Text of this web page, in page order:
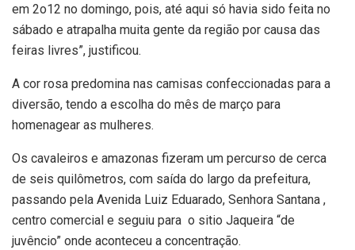
em 2o12 no domingo, pois, até aqui só havia sido feita no
sábado e atrapalha muita gente da região por causa das
feiras livres”, justificou.
A cor rosa predomina nas camisas confeccionadas para a
diversão, tendo a escolha do mês de março para
homenagear as mulheres.
Os cavaleiros e amazonas fizeram um percurso de cerca
de seis quilômetros, com saída do largo da prefeitura,
passando pela Avenida Luiz Eduarado, Senhora Santana ,
centro comercial e seguiu para o sitio Jaqueira “de
juvêncio” onde aconteceu a concentração.